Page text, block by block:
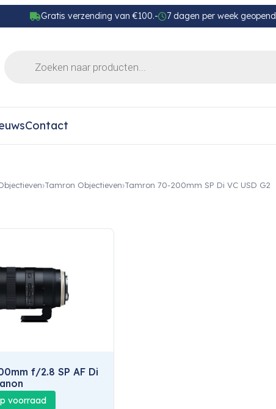
Gratis verzending van €100.- 7 dagen per week geopend
Contact
Tamron Objectieven Tamron 70-200mm SP Di VC USD G2
f/2.8 SP AF Di
voorraad